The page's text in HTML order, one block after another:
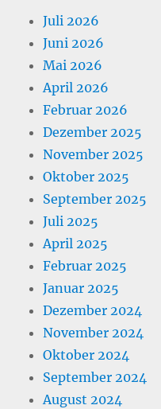
Juli 2026
Juni 2026
Mai 2026
April 2026
Februar 2026
Dezember 2025
November 2025
Oktober 2025
September 2025
Juli 2025
April 2025
Februar 2025
Januar 2025
Dezember 2024
November 2024
Oktober 2024
September 2024
August 2024